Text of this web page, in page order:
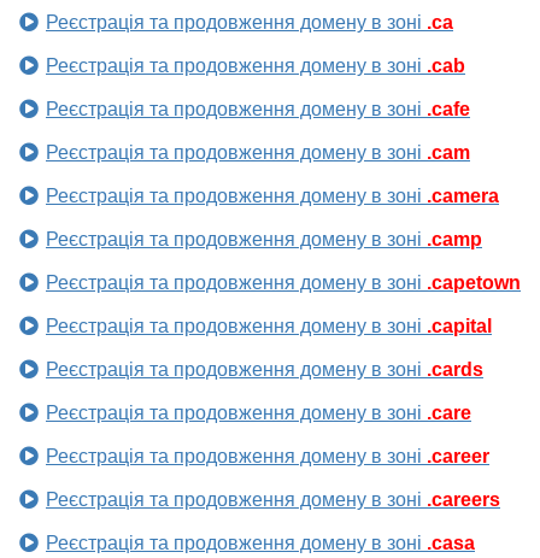
Реєстрація та продовження домену в зоні .ca
Реєстрація та продовження домену в зоні .cab
Реєстрація та продовження домену в зоні .cafe
Реєстрація та продовження домену в зоні .cam
Реєстрація та продовження домену в зоні .camera
Реєстрація та продовження домену в зоні .camp
Реєстрація та продовження домену в зоні .capetown
Реєстрація та продовження домену в зоні .capital
Реєстрація та продовження домену в зоні .cards
Реєстрація та продовження домену в зоні .care
Реєстрація та продовження домену в зоні .career
Реєстрація та продовження домену в зоні .careers
Реєстрація та продовження домену в зоні .casa